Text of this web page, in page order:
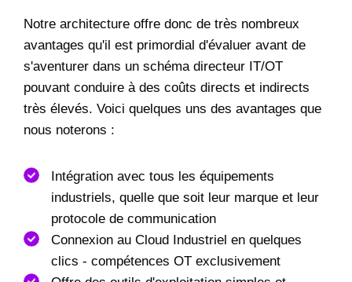
Notre architecture offre donc de très nombreux
avantages qu'il est primordial d'évaluer avant de
s'aventurer dans un schéma directeur IT/OT
pouvant conduire à des coûts directs et indirects
très élevés. Voici quelques uns des avantages que
nous noterons :
Intégration avec tous les équipements
industriels, quelle que soit leur marque et leur
protocole de communication
Connexion au Cloud Industriel en quelques
clics - compétences OT exclusivement